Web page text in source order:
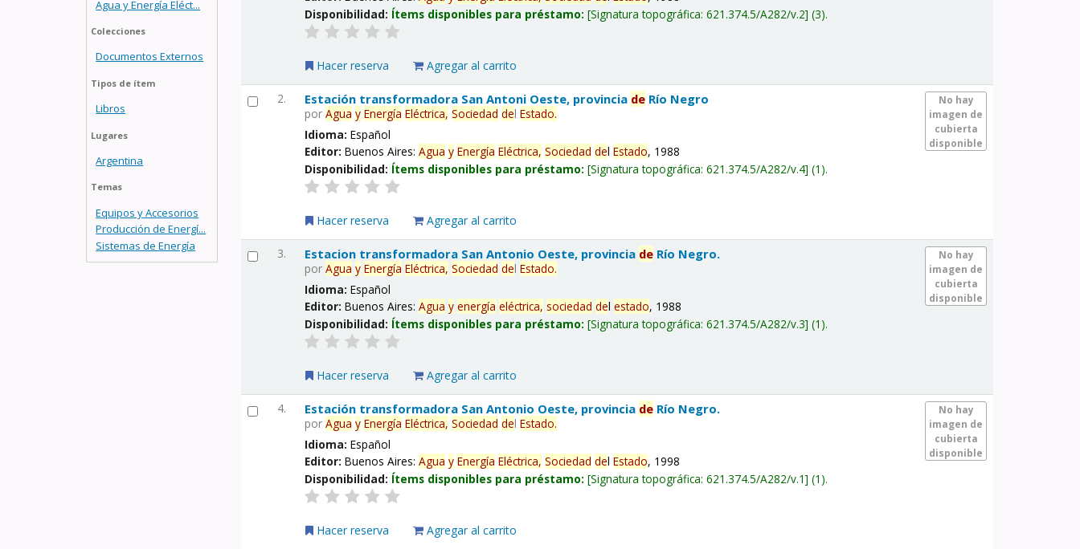
Agua y Energía Eléct...
Colecciones
Documentos Externos
Tipos de ítem
Libros
Lugares
Argentina
Temas
Equipos y Accesorios
Producción de Energí...
Sistemas de Energía
Disponibilidad: Ítems disponibles para préstamo: Signatura topográfica:621.374.5/A282/v.2 (3).
Hacer reserva Agregar al carrito
2.
No hay
imagen de
cubierta
disponible
Estación transformadora San Antoni Oeste, provincia de Río Negro
porAgua y Energía Eléctrica, Sociedad delEstado.
Idioma:Español
Editor:Buenos Aires:Agua y Energía Eléctrica, Sociedad delEstado, 1988
Disponibilidad: Ítems disponibles para préstamo: Signatura topográfica:621.374.5/A282/v.4 (1).
Hacer reserva Agregar al carrito
3.
No hay
imagen de
cubierta
disponible
Estacion transformadora San Antonio Oeste, provincia de Río Negro.
porAgua y Energía Eléctrica, Sociedad delEstado.
Idioma:Español
Editor:Buenos Aires:Agua y energía eléctrica, sociedad delestado, 1988
Disponibilidad: Ítems disponibles para préstamo: Signatura topográfica:621.374.5/A282/v.3 (1).
Hacer reserva Agregar al carrito
4.
No hay
imagen de
cubierta
disponible
Estación transformadora San Antonio Oeste, provincia de Río Negro.
porAgua y Energía Eléctrica, Sociedad delEstado.
Idioma:Español
Editor:Buenos Aires:Agua y Energía Eléctrica, Sociedad delEstado, 1998
Disponibilidad: Ítems disponibles para préstamo: Signatura topográfica:621.374.5/A282/v.1 (1).
Hacer reserva Agregar al carrito